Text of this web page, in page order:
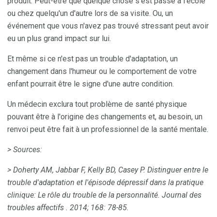
ou chez quelqu'un d'autre lors de sa visite. Ou, un
événement que vous n'avez pas trouvé stressant peut avoir
eu un plus grand impact sur lui.
Et même si ce n'est pas un trouble d'adaptation, un
changement dans l'humeur ou le comportement de votre
enfant pourrait être le signe d'une autre condition.
Un médecin exclura tout problème de santé physique
pouvant être à l'origine des changements et, au besoin, un
renvoi peut être fait à un professionnel de la santé mentale.
> Sources:
> Doherty AM, Jabbar F, Kelly BD, Casey P. Distinguer entre le
trouble d'adaptation et l'épisode dépressif dans la pratique
clinique: Le rôle du trouble de la personnalité. Journal des
troubles affectifs . 2014; 168: 78-85.